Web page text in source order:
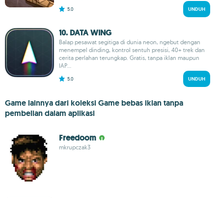
5.0 UNDUH
10. DATA WING
Balap pesawat segitiga di dunia neon, ngebut dengan
menempel dinding, kontrol sentuh presisi, 40+ trek dan
cerita perlahan terungkap. Gratis, tanpa iklan maupun
IAP...
5.0 UNDUH
Game lainnya dari koleksi Game bebas iklan tanpa
pembelian dalam aplikasi
Freedoom
mkrupczak3